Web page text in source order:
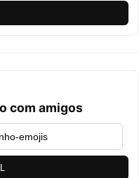
com amigos